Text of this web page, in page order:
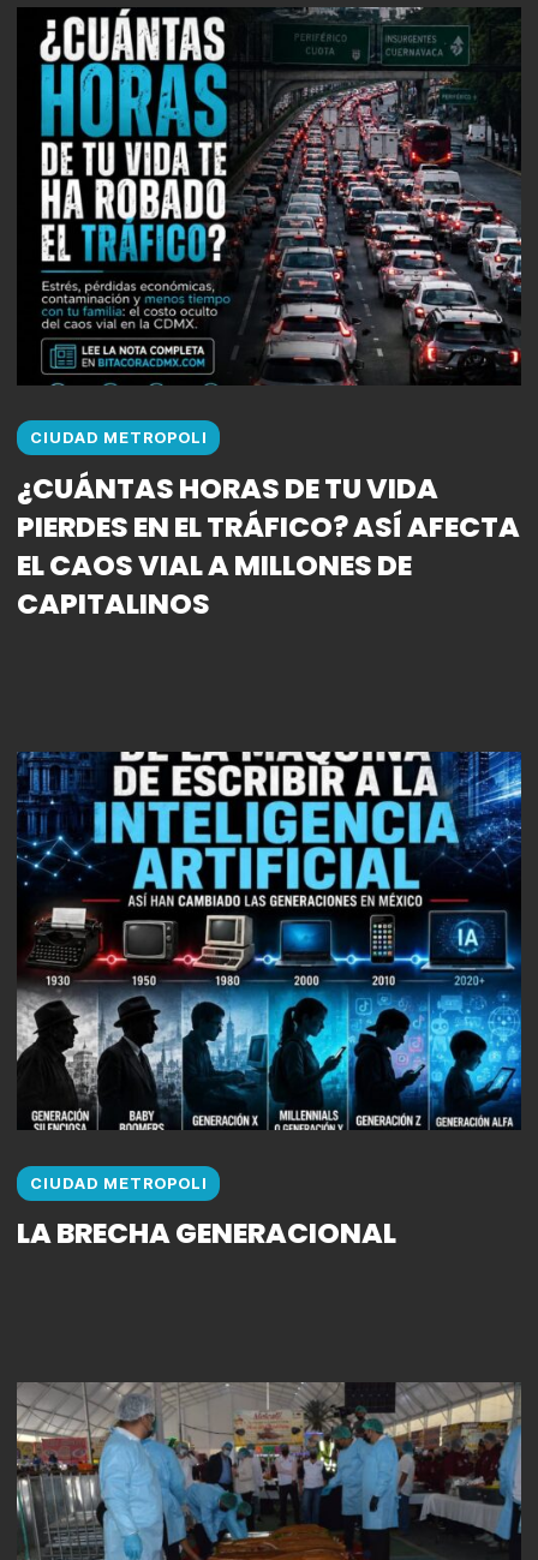
CIUDAD METROPOLI
¿CUÁNTAS HORAS DE TU VIDA
PIERDES EN EL TRÁFICO? ASÍ AFECTA
EL CAOS VIAL A MILLONES DE
CAPITALINOS
CIUDAD METROPOLI
LA BRECHA GENERACIONAL